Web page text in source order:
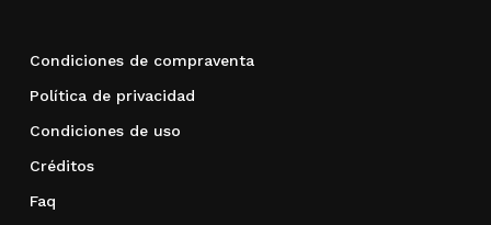
Condiciones de compraventa
Política de privacidad
Condiciones de uso
Créditos
Faq